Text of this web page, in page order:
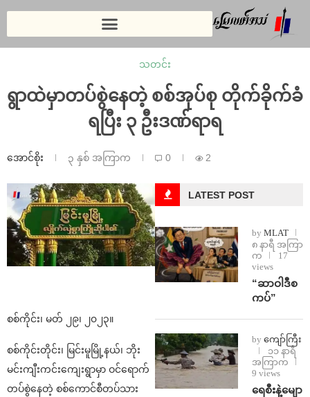
သတင်း
ရွာထဲမှာတပ်စွဲနေတဲ့ စစ်အုပ်စု တိုက်ခိုက်ခံ
ရပြီး ၃ ဦးဒဏ်ရာရ
အောင်စိုး ၃ နှစ် အကြာက 0 2
စစ်ကိုင်း၊ မတ် ၂၉၊ ၂၀၂၃။
စစ်ကိုင်းတိုင်း၊ မြင်းမူမြို့နယ်၊ ဘိုး
မင်းကျီးကင်းကျေးရွာမှာ ဝင်ရောက်
တပ်စွဲနေတဲ့ စစ်ကောင်စီတပ်သား
LATEST POST
by MLAT
၈ နာရီ အကြာ
က
17
views
“ဆာဝါဒီစ
ကပ်”
by ကျော်ကြီး
၁၁ နာရီ
အကြာက
9 views
ရေစီးနဲ့မျော